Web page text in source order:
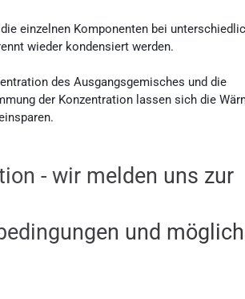
einzelnen Komponenten bei
wieder kondensiert werden.
des Ausgangsgemisches und die
der Konzentration lassen sich die
- wir melden uns zur
und